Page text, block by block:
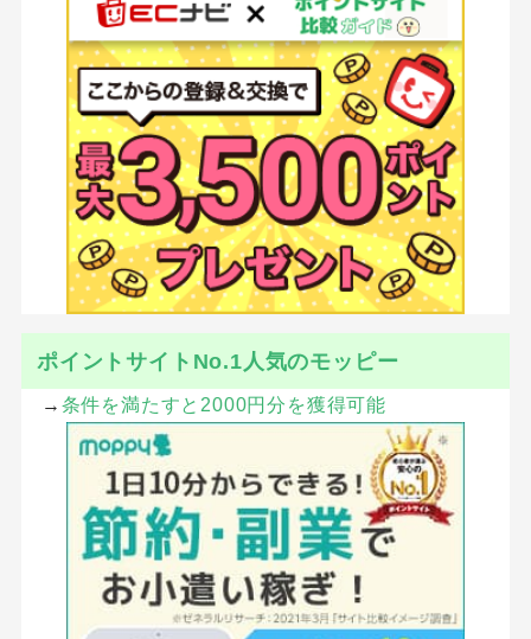
ポイントサイトNo.1人気のモッピー
→ 条件を満たすと2000円分を獲得可能